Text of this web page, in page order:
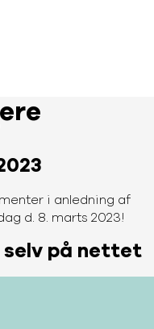
i anledning af
d. 8. marts 2023!
selv på nettet